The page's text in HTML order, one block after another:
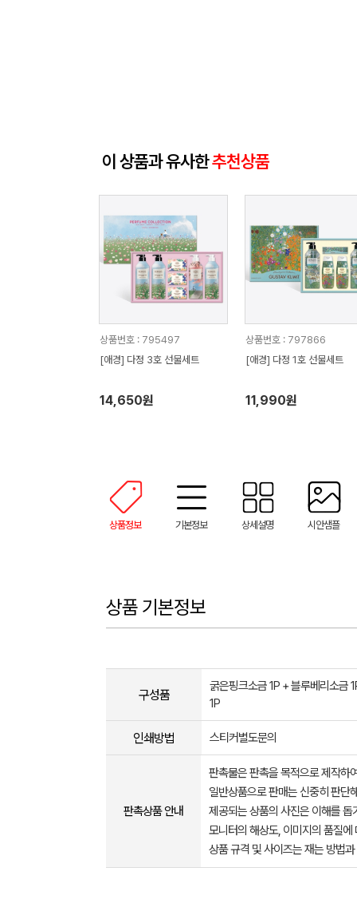
이 상품과 유사한추천상품
상품번호 : 795497
[애경] 다정 3호 선물세트
14,650원
상품번호 : 797866
[애경] 다정 1호 선물세트
11,990원
상품정보 기본정보 상세설명 시안샘플
상품 기본정보
구성품
굵은핑크소금 1P + 블루베리소금
1P
인쇄방법 스티커별도문의
판촉상품 안내
판촉물은 판촉을 목적으로 제작하
일반상품으로 판매는 신중히 판단
제공되는 상품의 사진은 이해를
모니터의 해상도, 이미지의 품질
상품 규격 및 사이즈는 재는 방법